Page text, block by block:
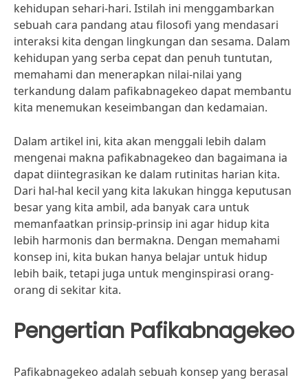
kehidupan sehari-hari. Istilah ini menggambarkan
sebuah cara pandang atau filosofi yang mendasari
interaksi kita dengan lingkungan dan sesama. Dalam
kehidupan yang serba cepat dan penuh tuntutan,
memahami dan menerapkan nilai-nilai yang
terkandung dalam pafikabnagekeo dapat membantu
kita menemukan keseimbangan dan kedamaian.
Dalam artikel ini, kita akan menggali lebih dalam
mengenai makna pafikabnagekeo dan bagaimana ia
dapat diintegrasikan ke dalam rutinitas harian kita.
Dari hal-hal kecil yang kita lakukan hingga keputusan
besar yang kita ambil, ada banyak cara untuk
memanfaatkan prinsip-prinsip ini agar hidup kita
lebih harmonis dan bermakna. Dengan memahami
konsep ini, kita bukan hanya belajar untuk hidup
lebih baik, tetapi juga untuk menginspirasi orang-
orang di sekitar kita.
Pengertian Pafikabnagekeo
Pafikabnagekeo adalah sebuah konsep yang berasal